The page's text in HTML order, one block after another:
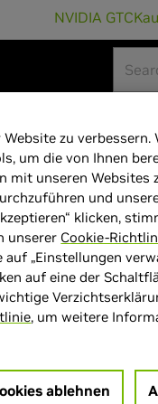
NVIDIA GTC
GeForce
16384 MB
: 16 GB
zu verbessern.
um die von Ihnen
unseren Websites
und
klicken,
unserer Cookie-
„Einstellungen
auf eine der
, um weitere
ablehnen